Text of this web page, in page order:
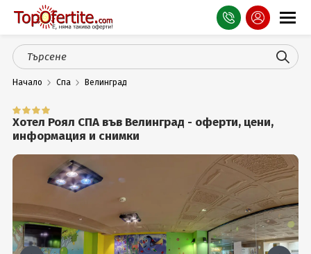
Оферти
СПА
Планина
Чужбина
Празници
Турция
Начало Спа Велинград
Хотел Роял СПА във Велинград - оферти, цени,
информация и снимки